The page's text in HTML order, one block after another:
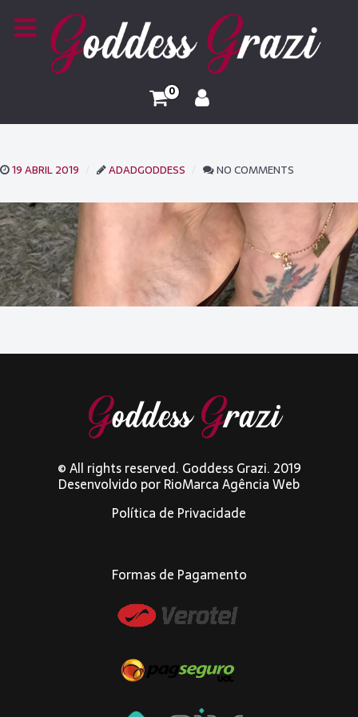
0
19 ABRIL 2019 ADADGODDESS NO COMMENTS
© All rights reserved. Goddess Grazi. 2019
Desenvolvido porRioMarca Agência Web
Política de Privacidade
Formas de Pagamento